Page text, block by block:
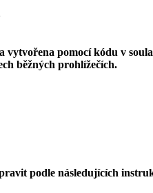
vytvořena pomocí kódu v
běžných prohlížečích.
podle následujících